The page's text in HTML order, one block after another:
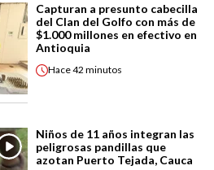
Capturan a presunto cabecilla
del Clan del Golfo con más de
$1.000 millones en efectivo en
Antioquia
Hace42 minutos
Niños de 11 años integran las
peligrosas pandillas que
azotan Puerto Tejada, Cauca